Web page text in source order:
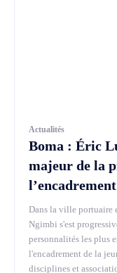
Actualités
Boma : Éric
majeur de la
Dans la ville portuaire
Ngimbi s'est
personnalités les plus
l'encadrement de la
disciplines et